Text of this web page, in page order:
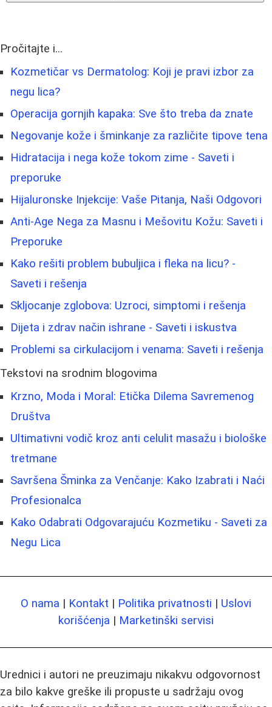
Pročitajte i...
Kozmetičar vs Dermatolog: Koji je pravi izbor za
negu lica?
Operacija gornjih kapaka: Sve što treba da znate
Negovanje kože i šminkanje za različite tipove tena
Hidratacija i nega kože tokom zime - Saveti i
preporuke
Hijaluronske Injekcije: Vaše Pitanja, Naši Odgovori
Anti-Age Nega za Masnu i Mešovitu Kožu: Saveti i
Preporuke
Kako rešiti problem bubuljica i fleka na licu? -
Saveti i rešenja
Skljocanje zglobova: Uzroci, simptomi i rešenja
Dijeta i zdrav način ishrane - Saveti i iskustva
Problemi sa cirkulacijom i venama: Saveti i rešenja
Tekstovi na srodnim blogovima
Krzno, Moda i Moral: Etička Dilema Savremenog
Društva
Ultimativni vodič kroz anti celulit masažu i biološke
tretmane
Savršena Šminka za Venčanje: Kako Izabrati i Naći
Profesionalca
Kako Odabrati Odgovarajuću Kozmetiku - Saveti za
Negu Lica
O nama | Kontakt | Politika privatnosti | Uslovi
korišćenja | Marketinški servisi
Urednici i autori ne preuzimaju nikakvu odgovornost
za bilo kakve greške ili propuste u sadržaju ovog